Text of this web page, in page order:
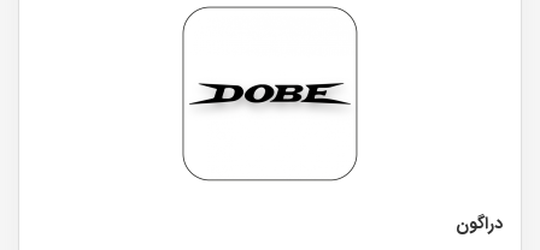
دراگون